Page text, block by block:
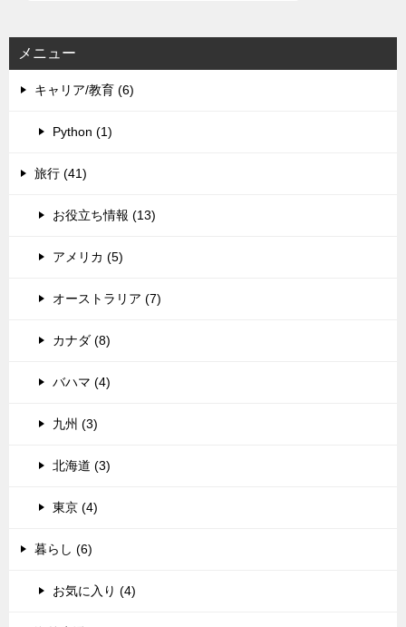
メニュー
キャリア/教育 (6)
Python (1)
旅行 (41)
お役立ち情報 (13)
アメリカ (5)
オーストラリア (7)
カナダ (8)
バハマ (4)
九州 (3)
北海道 (3)
東京 (4)
暮らし (6)
お気に入り (4)